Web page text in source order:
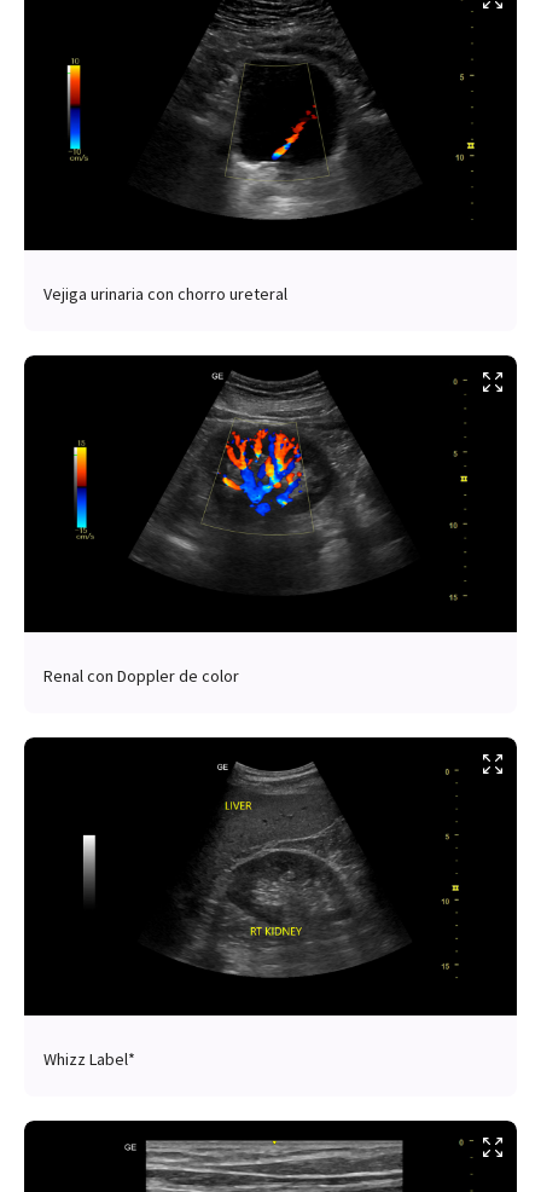
Vejiga urinaria con chorro ureteral
Renal con Doppler de color
Whizz Label*